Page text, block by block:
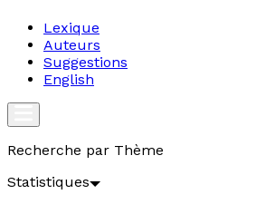
Lexique
Auteurs
Suggestions
English
Recherche par Thème
Statistiques